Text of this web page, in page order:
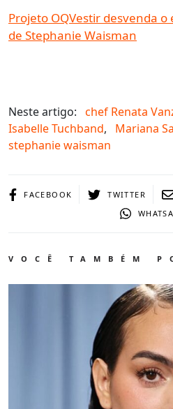
Projeto OQVestir desvenda o
de Stephanie Waisman
Neste artigo: chef Renata
Isabelle Tuchband, Mariana
stephanie waisman
FACEBOOK TWITTER
VOCÊ TAMBÉM